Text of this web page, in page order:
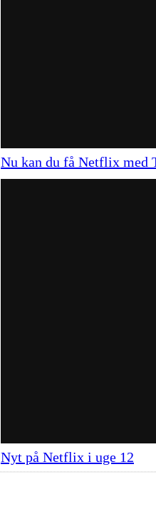
Nu kan du få Netflix med
Nyt på Netflix i uge 12